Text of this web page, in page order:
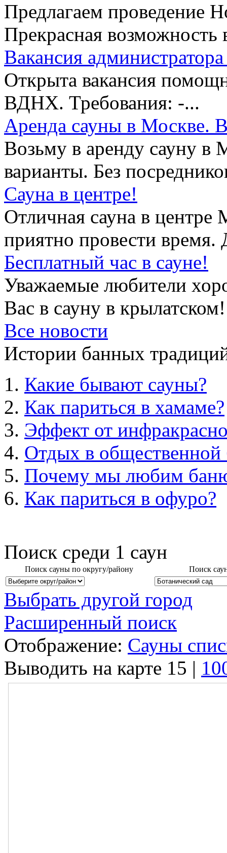
Предлагаем проведение
Прекрасная возможность
Вакансия
Открыта вакансия
ВДНХ. Требования: -...
Аренда сауны в Москве.
Возьму в аренду сауну в
варианты. Без
Сауна в центре!
Отличная сауна в центре
приятно провести
Бесплатный час в сауне!
Уважаемые любители
Вас в сауну в
Все новости
Истории банных
Какие бывают сауны?
Как париться в хамаме?
Эффект от
Отдых в общественной
Почему мы любим
Как париться в офуро?
Поиск среди 1 саун
Поиск сауны по округу/району Поиск
Выбрать другой город
Расширенный поиск
Отображение: Сауны
Выводить на карте 15 |